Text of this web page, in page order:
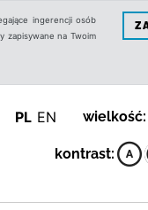
ingerencji osób
zapisywane na Twoim
PL EN wielkość:
kontrast: